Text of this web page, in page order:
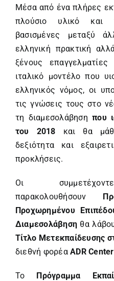
Μέσα από ένα πλήρες
πλούσιο υλικό και
βασισμένες μεταξύ
ελληνική πρακτική
ξένους
ιταλικό μοντέλο που
ελληνικός νόμος, οι
τις γνώσεις τους στο
τη διαμεσολάβησηπου
του 2018 και θα
δεξιότητα και
προκλήσεις.
Οι
παρακολουθήσουν
Προχωρημένου
Διαμεσολάβηση θα
Τίτλο Μετεκπαίδευσης
διεθνή φορέαADR Center
Το Πρόγραμμα